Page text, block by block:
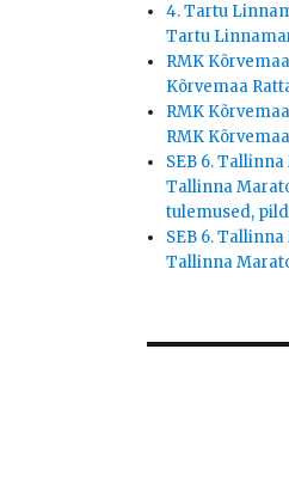
4. Tartu
Tartu
RMK
Kõrvemaa
RMK
RMK
SEB 6.
Tallinna
tulemused,
SEB 6.
Tallinna